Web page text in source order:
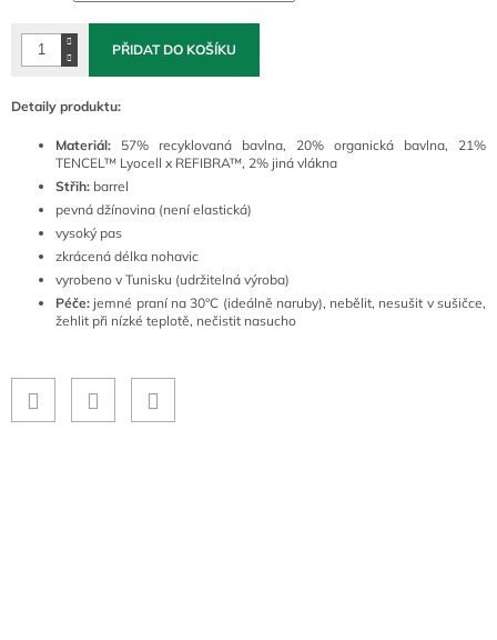
PŘIDAT DO KOŠÍKU
Detaily produktu:
Materiál: 57% recyklovaná bavlna, 20% organická bavlna, 21%
TENCEL™ Lyocell x REFIBRA™, 2% jiná vlákna
Střih: barrel
pevná džínovina (není elastická)
vysoký pas
zkrácená délka nohavic
vyrobeno v Tunisku (udržitelná výroba)
Péče: jemné praní na 30°C (ideálně naruby), nebělit, nesušit v sušičce,
žehlit při nízké teplotě, nečistit nasucho